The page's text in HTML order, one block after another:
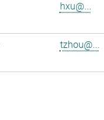
hxu@...
tzhou@...